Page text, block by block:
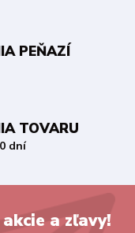
PEŇAZÍ
TOVARU
dní
a zľavy!